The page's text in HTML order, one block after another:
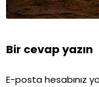
Bir cevap yazın
E-posta hesabınız